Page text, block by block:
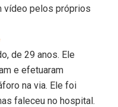
vídeo pelos próprios
de 29 anos. Ele
e efetuaram
na via. Ele foi
faleceu no hospital.